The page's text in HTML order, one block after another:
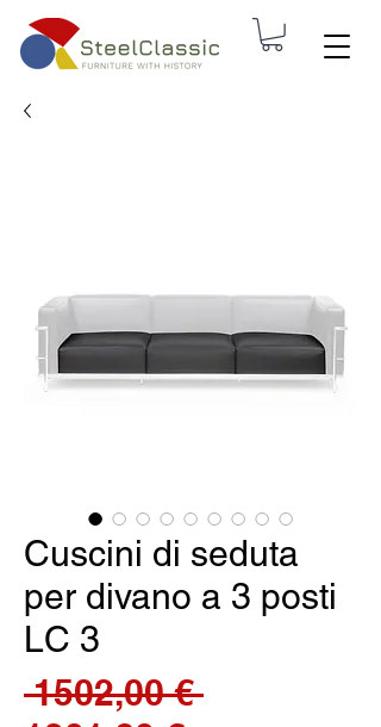
Cuscini di seduta
per divano a 3 posti
LC 3
1502,00 € Prezzo